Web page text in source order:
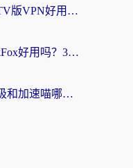
海外看国内剧总卡？快帆TV版VPN好用吗？和海牛VPN对比哪个回国效果更好？
海外党必看：斧牛和QuickFox好用吗？3步选对回国加速器，无缝刷国内剧玩游戏
海外党选回国加速器：云极和加速喵哪个好？附3款热门工具实测对比